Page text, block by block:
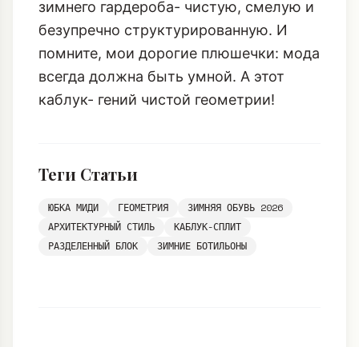
зимнего гардероба- чистую, смелую и
безупречно структурированную. И
помните, мои дорогие плюшечки: мода
всегда должна быть умной. А этот
каблук- гений чистой геометрии!
Теги Статьи
ЮБКА МИДИ ГЕОМЕТРИЯ
ЗИМНЯЯ ОБУВЬ 2026
АРХИТЕКТУРНЫЙ СТИЛЬ
КАБЛУК-СПЛИТ
РАЗДЕЛЕННЫЙ БЛОК
ЗИМНИЕ БОТИЛЬОНЫ